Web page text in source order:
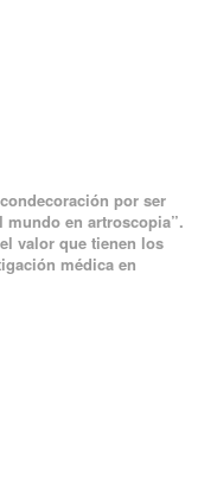
por ser
mundo en artroscopia”.
valor que tienen los
médica en